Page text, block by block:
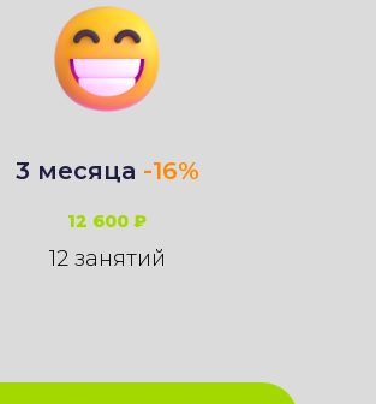
3 месяца -16%
12 600 ₽
12 занятий